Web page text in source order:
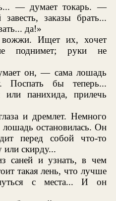
— думает токарь. —
заказы брать...
да!»
Ищет их, хочет
поднимет; руки не
он, — сама лошадь
Поспать бы теперь...
панихида, прилечь
и дремлет. Немного
остановилась. Он
перед собой что-то
или скирду...
саней и узнать, в чем
такая лень, что лучше
с места... И он